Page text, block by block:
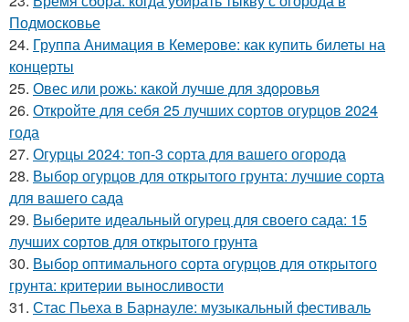
Подмосковье
24. Группа Анимация в Кемерове: как купить билеты на
концерты
25. Овес или рожь: какой лучше для здоровья
26. Откройте для себя 25 лучших сортов огурцов 2024
года
27. Огурцы 2024: топ-3 сорта для вашего огорода
28. Выбор огурцов для открытого грунта: лучшие сорта
для вашего сада
29. Выберите идеальный огурец для своего сада: 15
лучших сортов для открытого грунта
30. Выбор оптимального сорта огурцов для открытого
грунта: критерии выносливости
31. Стас Пьеха в Барнауле: музыкальный фестиваль